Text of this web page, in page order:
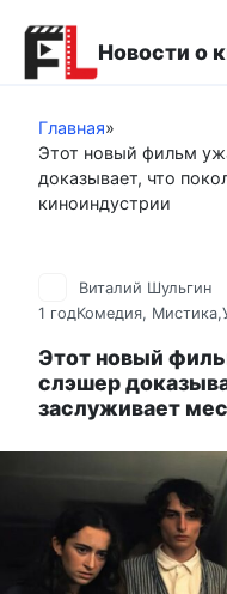
контенту
Новости о
Главная»
Этот новый фильм
доказывает, что
киноиндустрии
Виталий Шульгин
1 годКомедия,
Этот новый
слэшер
заслуживает